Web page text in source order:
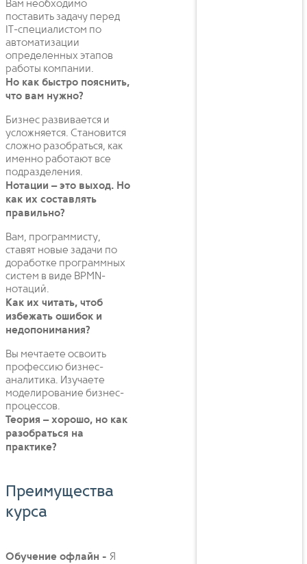
Вам необходимо
поставить задачу перед
IT-специалистом по
автоматизации
определенных этапов
работы компании.
Но как быстро пояснить,
что вам нужно?
Бизнес развивается и
усложняется. Становится
сложно разобраться, как
именно работают все
подразделения.
Нотации – это выход. Но
как их составлять
правильно?
Вам, программисту,
ставят новые задачи по
доработке программных
систем в виде BPMN-
нотаций.
Как их читать, чтоб
избежать ошибок и
недопонимания?
Вы мечтаете освоить
профессию бизнес-
аналитика. Изучаете
моделирование бизнес-
процессов.
Теория – хорошо, но как
разобраться на
практике?
Преимущества
курса
Обучение офлайн - Я